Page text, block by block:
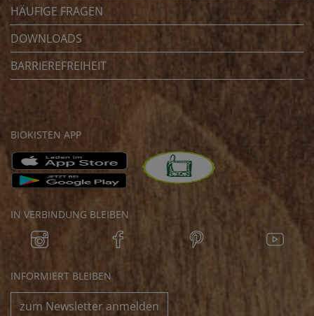
HÄUFIGE FRAGEN
DOWNLOADS
BARRIEREFREIHEIT
BIOKISTEN APP
IN VERBINDUNG BLEIBEN
INFORMIERT BLEIBEN
zum Newsletter anmelden